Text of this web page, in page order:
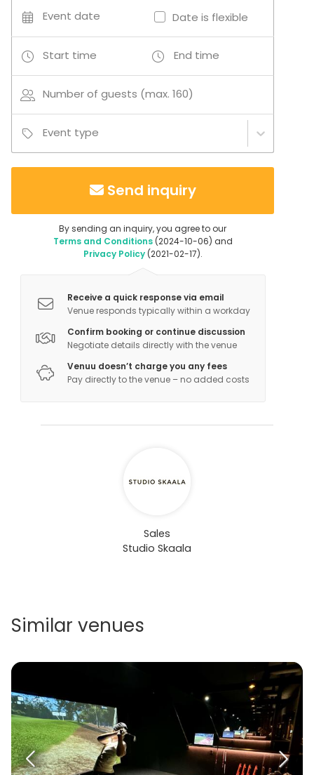
Event date Date is flexible
Start time End time
Number of guests (max. 160)
Event type
Send inquiry
By sending an inquiry, you agree to our
Terms and Conditions(2024-10-06) and
Privacy Policy(2021-02-17).
Receive a quick response via email
Venue responds typically within a workday
Confirm booking or continue discussion
Negotiate details directly with the venue
Venuu doesn’t charge you any fees
Pay directly to the venue – no added costs
Sales
Studio Skaala
Similar venues